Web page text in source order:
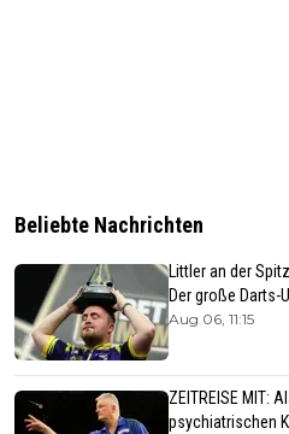
Beliebte Nachrichten
Littler an der
Der große Darts-
Aug 06, 11:15
ZEITREISE MIT:
psychiatrischen